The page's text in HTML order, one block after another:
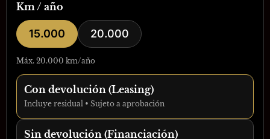
Km / año
15.000 20.000
Máx. 20.000 km/año
Con devolución (Leasing)
Incluye residual • Sujeto a aprobación
Sin devolución (Financiación)